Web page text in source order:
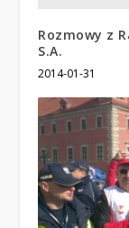
Rozmowy z
S.A.
2014-01-31